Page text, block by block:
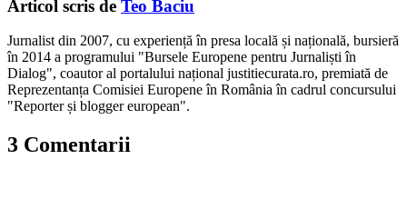
Articol scris de Teo Baciu
Jurnalist din 2007, cu experiență în presa locală și națională, bursieră
în 2014 a programului "Bursele Europene pentru Jurnaliști în
Dialog", coautor al portalului național justitiecurata.ro, premiată de
Reprezentanța Comisiei Europene în România în cadrul concursului
"Reporter și blogger european".
3 Comentarii